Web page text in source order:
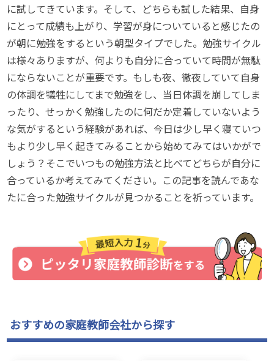
に試してきています。そして、どちらも試した結果、自身
にとって成績も上がり、学習が身についていると感じたの
が朝に勉強をするという朝型タイプでした。勉強サイクル
は様々ありますが、何よりも自分に合っていて時間が無駄
にならないことが重要です。もしも夜、徹夜していて自身
の体調を犠牲にしてまで勉強をし、当日体調を崩してしま
ったり、せっかく勉強したのに何だか定着していないよう
な気がするという経験があれば、今日は少し早く寝ていつ
もより少し早く起きてみることから始めてみてはいかがで
しょう？そこでいつもの勉強方法と比べてどちらが自分に
合っているか考えてみてください。この記事を読んであな
たに合った勉強サイクルが見つかることを祈っています。
おすすめの家庭教師会社から探す